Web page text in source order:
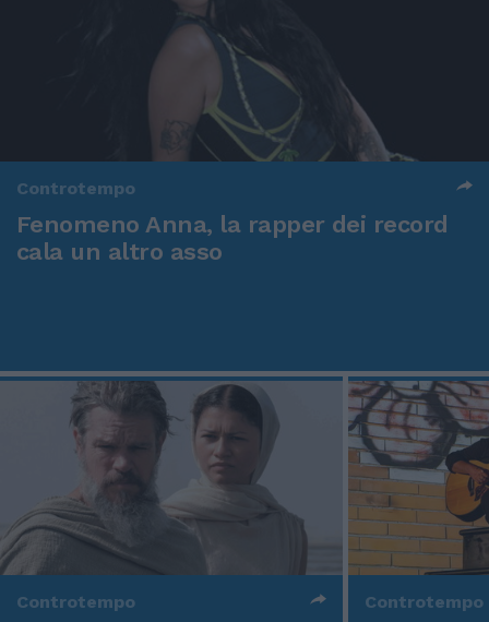
Controtempo
Fenomeno Anna, la rapper dei record
cala un altro asso
Controtempo Controtempo